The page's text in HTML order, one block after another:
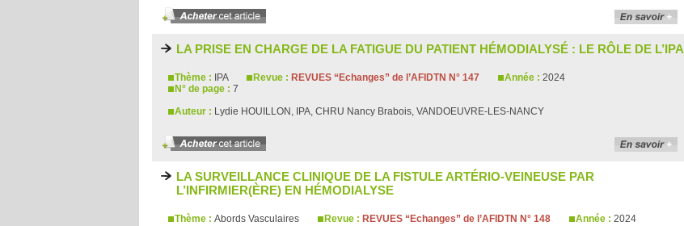
LA PRISE EN CHARGE DE LA FATIGUE DU PATIENT HÉMODIALYSÉ : LE RÔLE DE L’IPA
Thème : IPA Revue : REVUES “Echanges” de l’AFIDTN N° 147 Année : 2024
N° de page : 7
Auteur : Lydie HOUILLON, IPA, CHRU Nancy Brabois, VANDOEUVRE-LES-NANCY
LA SURVEILLANCE CLINIQUE DE LA FISTULE ARTÉRIO-VEINEUSE PAR
L’INFIRMIER(ÈRE) EN HÉMODIALYSE
Thème : Abords Vasculaires Revue : REVUES “Echanges” de l’AFIDTN N° 148 Année : 2024